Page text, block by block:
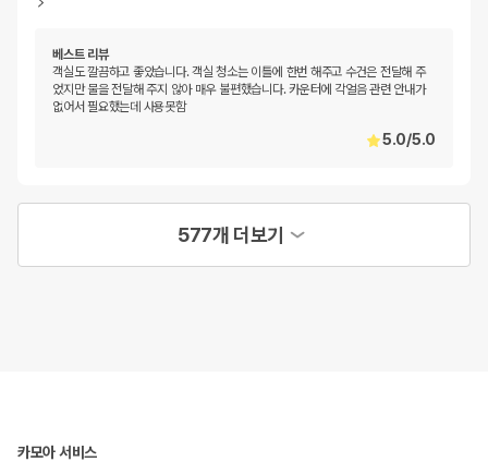
베스트 리뷰
객실도 깔끔하고 좋았습니다. 객실 청소는 이틀에 한번 해주고 수건은 전달해 주
었지만 물을 전달해 주지 않아 매우 불편했습니다. 카운터에 각얼음 관련 안내가
없어서 필요했는데 사용못함
5.0/5.0
577개 더보기
카모아 서비스